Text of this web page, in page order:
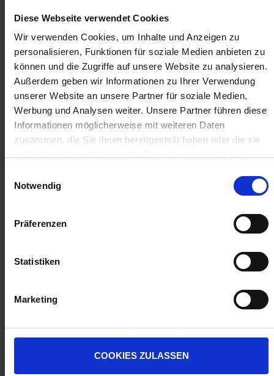
Diese Webseite verwendet Cookies
Wir verwenden Cookies, um Inhalte und Anzeigen zu
personalisieren, Funktionen für soziale Medien anbieten zu
können und die Zugriffe auf unsere Website zu analysieren.
Außerdem geben wir Informationen zu Ihrer Verwendung
unserer Website an unsere Partner für soziale Medien,
Werbung und Analysen weiter. Unsere Partner führen diese
Informationen möglicherweise mit weiteren Daten
zusammen, die Sie ihnen bereitgestellt haben oder die sie
Notwendig
Präferenzen
Statistiken
Marketing
COOKIES ZULASSEN
51,62 €
inkl. 19% MwSt.,zzgl. Versandkosten
Verfügbar
Lieferung voraussichtlich ab 30.11.26
Menge
QTY_CONTROL_DECREASE
IN DEN WARENKORB
ZUR VERGLEICHSLISTE HINZUFÜGEN
Wilhelm Fricke SE
27404 Heeslingen
info@granit-parts.com